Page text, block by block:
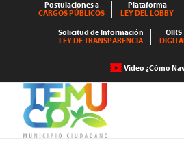
Postulaciones a
CARGOS PÚBLICOS
Plataforma
LEY DEL LOBBY
Solicitud de Información
LEY DE TRANSPARENCIA
OIRS
Video ¿Cómo